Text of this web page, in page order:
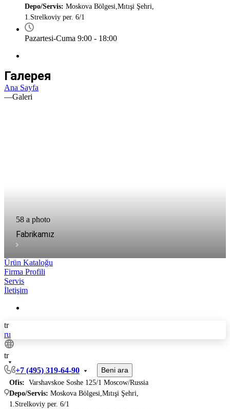
Depo/Servis: Moskova Bölgesi,Mıtışi Şehri,
1.Strelkoviy per. 6/1
Pazartesi-Cuma 9:00 - 18:00
Галерея
Ana Sayfa
—Galeri
58 a photo
Fabrikamız
Ürün Kataloğu
Firma Profili
Servis
İletişim
tr
ru
tr
+7 (495) 319-64-90
Beni ara
Ofis: Varshavskoe Soshe 125/1 Moscow/Russia
Depo/Servis: Moskova Bölgesi,Mıtışi Şehri,
1.Strelkoviy per. 6/1